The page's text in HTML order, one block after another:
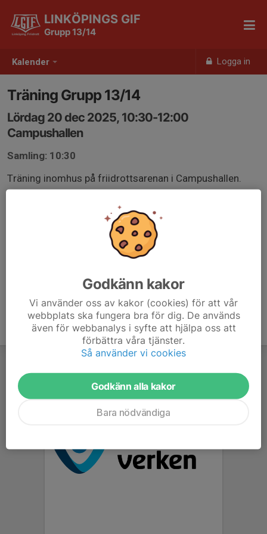
Kalender Logga in
LINKÖPINGS GIF
Grupp 13/14
Träning Grupp 13/14
Lördag 20 dec 2025, 10:30-12:00
Campushallen
Samling: 10:30
Träning inomhus på friidrottsarenan i Campushallen.
Godkänn kakor
Vi använder oss av kakor (cookies) för att vår
webbplats ska fungera bra för dig. De används
även för webbanalys i syfte att hjälpa oss att
förbättra våra tjänster.
Så använder vi cookies
Godkänn alla kakor
Bara nödvändiga